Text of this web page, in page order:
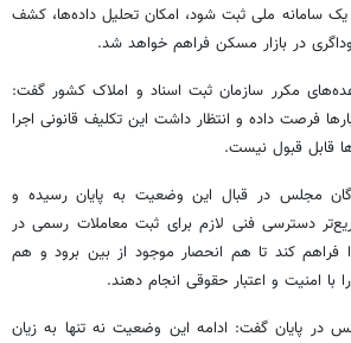
سامانه ملی ثبت شود، امکان تحلیل داده‌ها، کشف
در بازار مسکن فراهم خواهد شد.
مکرر سازمان ثبت اسناد و املاک کشور گفت:
فرصت داده و انتظار داشت این تکلیف قانونی اجرا
قابل قبول نیست.
مجلس در قبال این وضعیت به پایان رسیده و
دسترسی فنی لازم برای ثبت معاملات رسمی در
کند تا هم انحصار موجود از بین برود و هم
با امنیت و اعتبار حقوقی انجام دهند.
پایان گفت: ادامه این وضعیت نه تنها به زیان